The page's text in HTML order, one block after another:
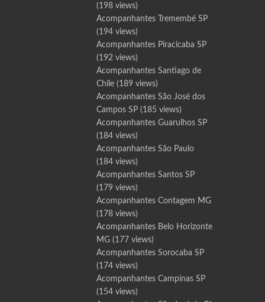
(198 views)
Acompanhantes Tremembé SP
(194 views)
Acompanhantes Piracicaba SP
(192 views)
Acompanhantes Santiago de
Chile (189 views)
Acompanhantes São José dos
Campos SP (185 views)
Acompanhantes Guarulhos SP
(184 views)
Acompanhantes São Paulo
(184 views)
Acompanhantes Santos SP
(179 views)
Acompanhantes Contagem MG
(178 views)
Acompanhantes Belo Horizonte
MG (177 views)
Acompanhantes Sorocaba SP
(174 views)
Acompanhantes Campinas SP
(154 views)